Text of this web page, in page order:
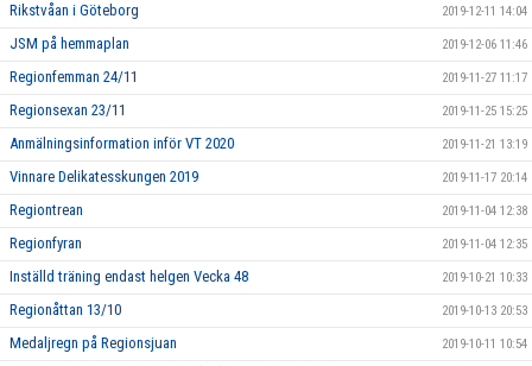
Rikstvåan i Göteborg 2019-12-11 14:04
JSM på hemmaplan 2019-12-06 11:46
Regionfemman 24/11 2019-11-27 11:17
Regionsexan 23/11 2019-11-25 15:25
Anmälningsinformation inför VT 2020 2019-11-21 13:19
Vinnare Delikatesskungen 2019 2019-11-17 20:14
Regiontrean 2019-11-04 12:38
Regionfyran 2019-11-04 12:35
Inställd träning endast helgen Vecka 48 2019-10-21 10:33
Regionåttan 13/10 2019-10-13 20:53
Medaljregn på Regionsjuan 2019-10-11 10:54